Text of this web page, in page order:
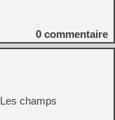
0 commentaire
Les champs